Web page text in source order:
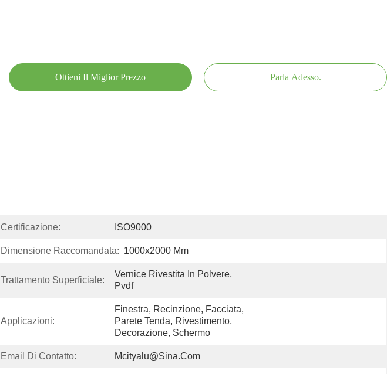
Ottieni Il Miglior Prezzo Parla Adesso.
Certificazione: ISO9000
Dimensione Raccomandata: 1000x2000 Mm
Trattamento Superficiale:
Vernice Rivestita In Polvere,
Pvdf
Applicazioni:
Finestra, Recinzione, Facciata,
Parete Tenda, Rivestimento,
Decorazione, Schermo
Email Di Contatto: Mcityalu@sina.com